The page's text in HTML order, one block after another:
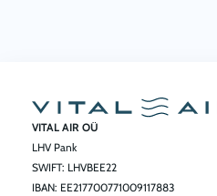
VITAL AIR OÜ
LHV Pank
SWIFT: LHVBEE22
IBAN: EE217700771009117883